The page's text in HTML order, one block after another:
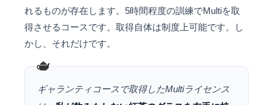
れるものが存在します。5時間程度の訓練でMultiを取
得させるコースです。取得自体は制度上可能です。し
かし、それだけです。
ギャランティコースで取得したMultiライセンス